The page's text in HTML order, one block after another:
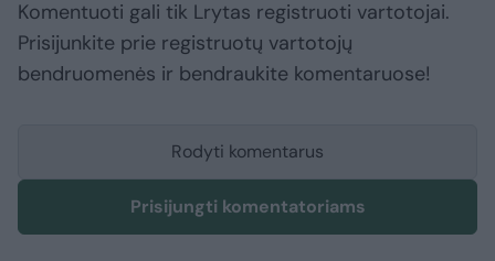
Komentuoti gali tik Lrytas registruoti vartotojai.
Prisijunkite prie registruotų vartotojų
bendruomenės ir bendraukite komentaruose!
Rodyti komentarus
Prisijungti komentatoriams